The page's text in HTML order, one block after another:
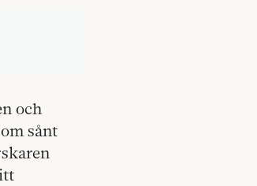
och
sånt